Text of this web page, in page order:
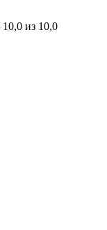
10,0 из 10,0